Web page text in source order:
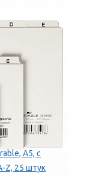
A5, с
Z, 25 штук